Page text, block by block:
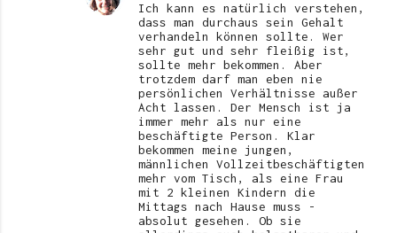
Ich kann es natürlich verstehen,
dass man durchaus sein Gehalt
verhandeln können sollte. Wer
sehr gut und sehr fleißig ist,
sollte mehr bekommen. Aber
trotzdem darf man eben nie
persönlichen Verhältnisse außer
Acht lassen. Der Mensch ist ja
immer mehr als nur eine
beschäftigte Person. Klar
bekommen meine jungen,
männlichen Vollzeitbeschäftigten
mehr vom Tisch, als eine Frau
mit 2 kleinen Kindern die
Mittags nach Hause muss -
absolut gesehen. Ob sie